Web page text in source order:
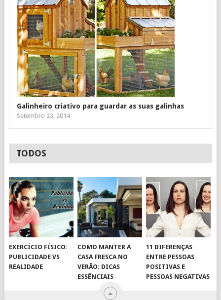
Galinheiro criativo para guardar as suas galinhas
Setembro 23, 2014
TODOS
EXERCÍCIO FÍSICO:
PUBLICIDADE VS
REALIDADE
COMO MANTER A
CASA FRESCA NO
VERÃO: DICAS
ESSÊNCIAIS
11 DIFERENÇAS
ENTRE PESSOAS
POSITIVAS E
PESSOAS NEGATIVAS